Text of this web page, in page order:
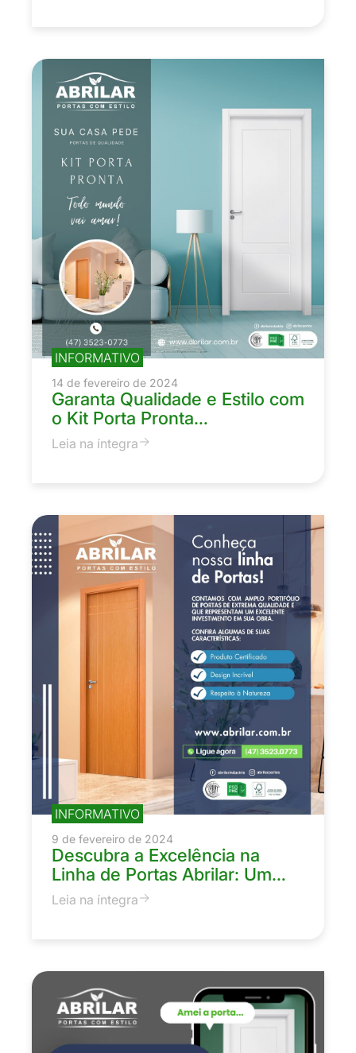
INFORMATIVO
14 de fevereiro de 2024
Garanta Qualidade e Estilo com
o Kit Porta Pronta…
Leia na íntegra
INFORMATIVO
9 de fevereiro de 2024
Descubra a Excelência na
Linha de Portas Abrilar: Um…
Leia na íntegra